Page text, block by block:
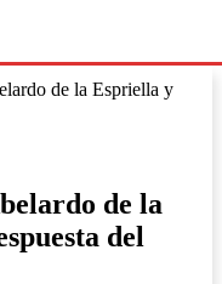
de la Espriella y
de la
del